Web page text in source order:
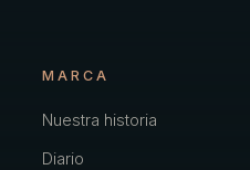
MARCA
Nuestra historia
Diario